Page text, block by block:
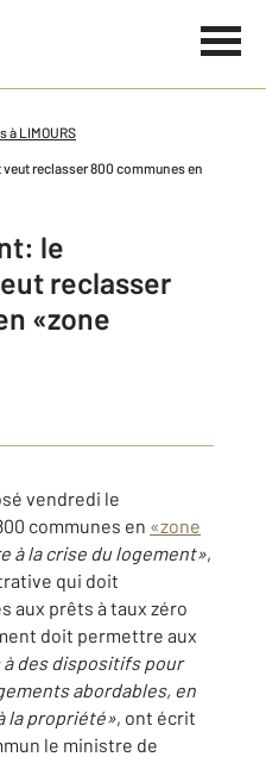
LIMOURS
reclasser 800 communes en
le
reclasser
«zone
vendredi le
communes en «zone
à la crise du logement»,
qui doit
aux prêts à taux zéro
doit permettre aux
à des dispositifs pour
abordables, en
la propriété», ont écrit
le ministre de